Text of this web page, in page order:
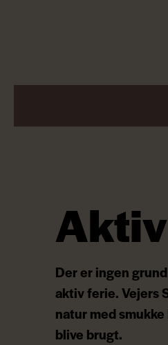
Der er ingen
aktiv ferie. Vejers
natur med
blive brugt.